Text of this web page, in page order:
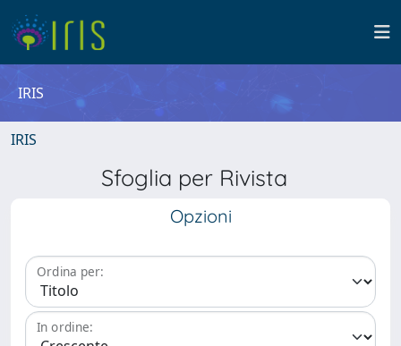
IRIS
IRIS
Sfoglia per Rivista
Opzioni
Ordina per:
In ordine: